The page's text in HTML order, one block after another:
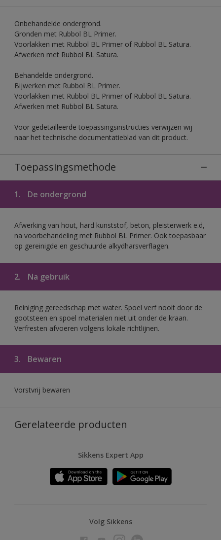
Onbehandelde ondergrond.
Gronden met Rubbol BL Primer.
Voorlakken met Rubbol BL Primer of Rubbol BL Satura.
Afwerken met Rubbol BL Satura.
Behandelde ondergrond.
Bijwerken met Rubbol BL Primer.
Voorlakken met Rubbol BL Primer of Rubbol BL Satura.
Afwerken met Rubbol BL Satura.
Voor gedetailleerde toepassingsinstructies verwijzen wij
naar het technische documentatieblad van dit product.
Toepassingsmethode
1. De ondergrond
Afwerking van hout, hard kunststof, beton, pleisterwerk e.d,
na voorbehandeling met Rubbol BL Primer. Ook toepasbaar
op gereinigde en geschuurde alkydharsverflagen.
2. Na gebruik
Reiniging gereedschap met water. Spoel verf nooit door de
gootsteen en spoel materialen niet uit onder de kraan.
Verfresten afvoeren volgens lokale richtlijnen.
3. Bewaren
Vorstvrij bewaren
Gerelateerde producten
Sikkens Expert App
Volg Sikkens